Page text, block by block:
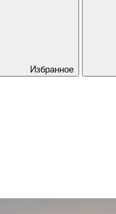
Избранное